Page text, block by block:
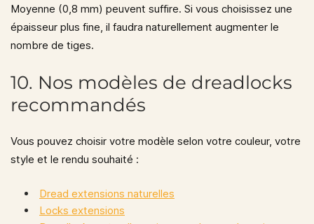
Moyenne (0,8 mm) peuvent suffire. Si vous choisissez une
épaisseur plus fine, il faudra naturellement augmenter le
nombre de tiges.
10. Nos modèles de dreadlocks
recommandés
Vous pouvez choisir votre modèle selon votre couleur, votre
style et le rendu souhaité :
Dread extensions naturelles
Locks extensions